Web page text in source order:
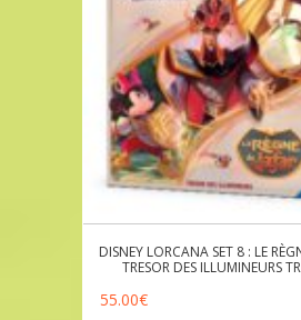
DISNEY LORCANA SET 8 : LE
TRESOR DES ILLUMINEURS
55.00€